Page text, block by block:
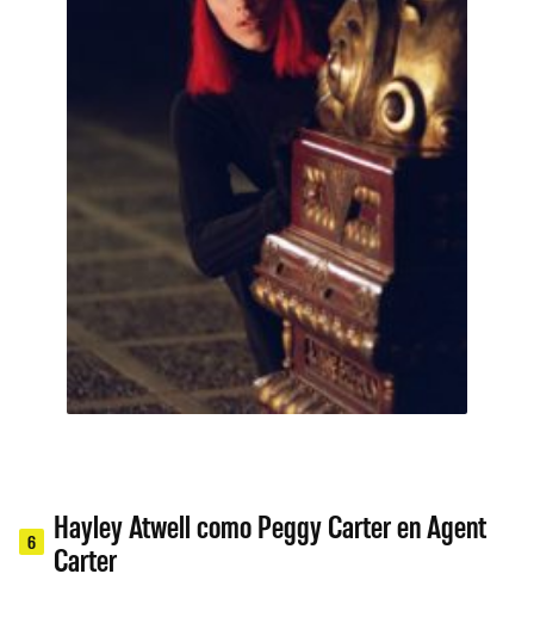
6
Hayley Atwell como Peggy Carter en Agent
Carter